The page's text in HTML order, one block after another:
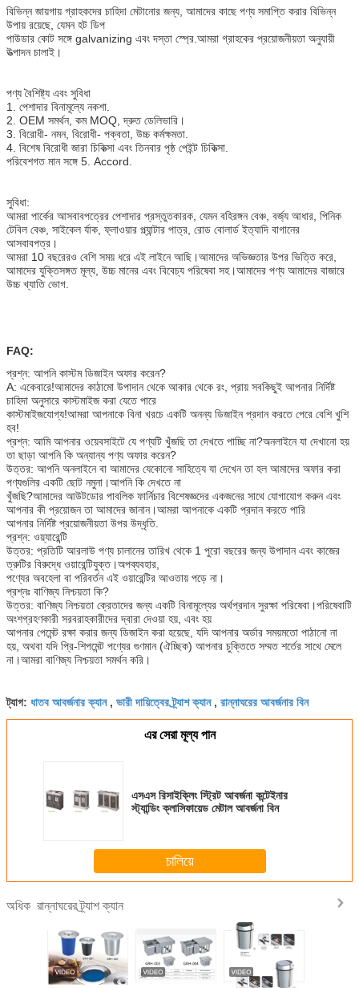
বিভিন্ন জায়গায় গ্রাহকদের চাহিদা মেটানোর জন্য, আমাদের কাছে পণ্য সমাপ্তি করার বিভিন্ন
উপায় রয়েছে, যেমন হট ডিপ
পাউডার কোট সঙ্গে galvanizing এবং দস্তা স্প্রে.আমরা গ্রাহকের প্রয়োজনীয়তা অনুযায়ী
উত্পাদন চালাই।
পণ্য বৈশিষ্ট্য এবং সুবিধা
1. পেশাদার বিনামূল্যে নকশা.
2. OEM সমর্থন, কম MOQ, দ্রুত ডেলিভারি।
3. বিরোধী- নমন, বিরোধী- পক্বতা, উচ্চ কর্মক্ষমতা.
4. বিশেষ বিরোধী জারা চিকিত্সা এবং তিনবার পৃষ্ঠ পেইন্ট চিকিত্সা.
পরিবেশগত মান সঙ্গে 5. Accord.
সুবিধা:
আমরা পার্কের আসবাবপত্রের পেশাদার প্রস্তুতকারক, যেমন বহিরঙ্গন বেঞ্চ, বর্জ্য আধার, পিনিক
টেবিল বেঞ্চ, সাইকেল র্যাক, ফ্লাওয়ার প্ল্যান্টার পাত্র, রোড বোলার্ড ইত্যাদি বাগানের
আসবাবপত্র।
আমরা 10 বছরেরও বেশি সময় ধরে এই লাইনে আছি।আমাদের অভিজ্ঞতার উপর ভিত্তি করে,
আমাদের যুক্তিসঙ্গত মূল্য, উচ্চ মানের এবং বিবেচ্য পরিষেবা সহ।আমাদের পণ্য আমাদের বাজারে
উচ্চ খ্যাতি ভোগ.
FAQ:
প্রশ্ন: আপনি কাস্টম ডিজাইন অফার করেন?
A: একেবারে!আমাদের কাঠামো উপাদান থেকে আকার থেকে রং, প্রায় সবকিছুই আপনার নির্দিষ্ট
চাহিদা অনুসারে কাস্টমাইজ করা যেতে পারে
কাস্টমাইজযোগ্য!আমরা আপনাকে বিনা খরচে একটি অনন্য ডিজাইন প্রদান করতে পেরে বেশি খুশি
হব!
প্রশ্ন: আমি আপনার ওয়েবসাইটে যে পণ্যটি খুঁজছি তা দেখতে পাচ্ছি না?অনলাইনে যা দেখানো হয়
তা ছাড়া আপনি কি অন্যান্য পণ্য অফার করেন?
উত্তর: আপনি অনলাইনে বা আমাদের যেকোনো সাহিত্যে যা দেখেন তা হল আমাদের অফার করা
পণ্যগুলির একটি ছোট নমুনা।আপনি কি দেখতে না
খুঁজছি?আমাদের আউটডোর পাবলিক ফার্নিচার বিশেষজ্ঞদের একজনের সাথে যোগাযোগ করুন এবং
আপনার কী প্রয়োজন তা আমাদের জানান।আমরা আপনাকে একটি প্রদান করতে পারি
আপনার নির্দিষ্ট প্রয়োজনীয়তা উপর উদ্ধৃতি.
প্রশ্ন: ওয়্যারেন্টি
উত্তর: প্রতিটি আরলাউ পণ্য চালানের তারিখ থেকে 1 পুরো বছরের জন্য উপাদান এবং কাজের
ত্রুটির বিরুদ্ধে ওয়ারেন্টিযুক্ত।অপব্যবহার,
পণ্যের অবহেলা বা পরিবর্তন এই ওয়ারেন্টির আওতায় পড়ে না।
প্রশ্নঃ বাণিজ্য নিশ্চয়তা কি?
উত্তর: বাণিজ্য নিশ্চয়তা ক্রেতাদের জন্য একটি বিনামূল্যের অর্থপ্রদান সুরক্ষা পরিষেবা।পরিষেবাটি
অংশগ্রহণকারী সরবরাহকারীদের দ্বারা দেওয়া হয়, এবং হয়
আপনার পেমেন্ট রক্ষা করার জন্য ডিজাইন করা হয়েছে, যদি আপনার অর্ডার সময়মতো পাঠানো না
হয়, অথবা যদি প্রি-শিপমেন্ট পণ্যের গুণমান (ঐচ্ছিক) আপনার চুক্তিতে সম্মত শর্তের সাথে মেলে
না।আমরা বাণিজ্য নিশ্চয়তা সমর্থন করি।
ট্যাগ: ধাতব আবর্জনার ক্যান, ভারী দায়িত্বের ট্র্যাশ ক্যান, রান্নাঘরের আবর্জনার বিন
এর সেরা মূল্য পান
এসএস রিসাইক্লিং স্ট্রিট আবর্জনা কন্টেইনার
স্ট্যান্ডিং ক্লাসিফায়েড মেটাল আবর্জনা বিন
চালিয়ে
অধিক রান্নাঘরের ট্র্যাশ ক্যান